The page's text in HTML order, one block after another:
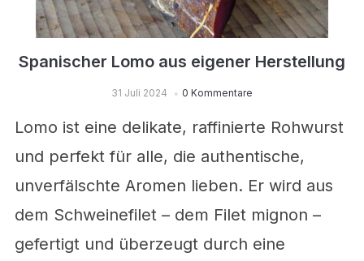
Spanischer Lomo aus eigener Herstellung
31 Juli 2024 0 Kommentare
Lomo ist eine delikate, raffinierte Rohwurst
und perfekt für alle, die authentische,
unverfälschte Aromen lieben. Er wird aus
dem Schweinefilet – dem Filet mignon –
gefertigt und überzeugt durch eine